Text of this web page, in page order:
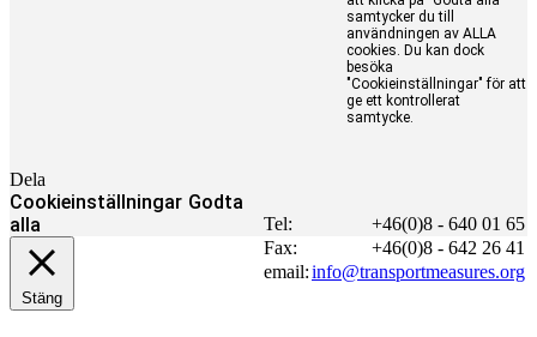
Dela
Tel:
+46(0)8 - 640 01 65
Fax:
+46(0)8 - 642 26 41
email:info@transportmeasures.org
samtycker du till
användningen av ALLA
cookies. Du kan dock
besöka
"Cookieinställningar" för att
ge ett kontrollerat
samtycke.
Cookieinställningar Godta
alla
Stäng